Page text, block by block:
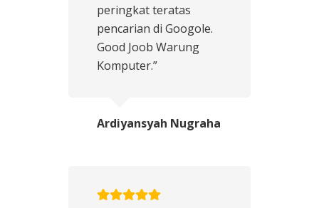
peringkat teratas
pencarian di Googole.
Good Joob Warung
Komputer.”
Ardiyansyah Nugraha